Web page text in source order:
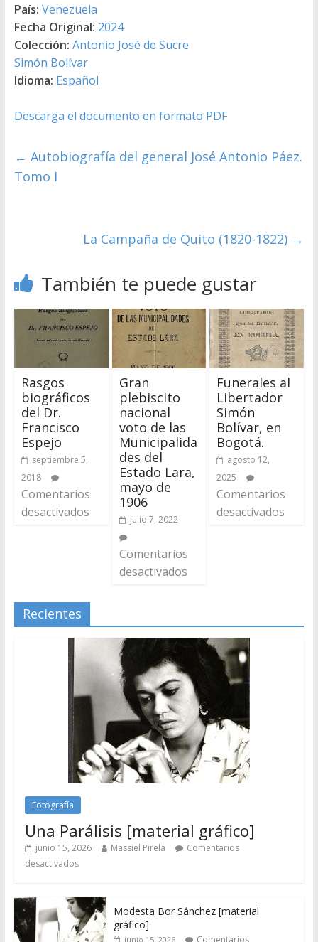
País: Venezuela
Fecha Original: 2024
Colección: Antonio José de Sucre
Simón Bolívar
Idioma: Español
Descarga el documento en formato PDF
← Autobiografía del general José Antonio Páez.
Tomo I
La Campaña de Quito (1820-1822) →
También te puede gustar
Rasgos
biográficos
del Dr.
Francisco
Espejo
septiembre 5,
2018
Comentarios
desactivados
Gran
plebiscito
nacional
voto de las
Municipalida
des del
Estado Lara,
mayo de
1906
julio 7, 2022
Comentarios
desactivados
Funerales al
Libertador
Simón
Bolívar, en
Bogotá.
agosto 12,
2025
Comentarios
desactivados
Recientes
Fotografía
Una Parálisis [material gráfico]
junio 15, 2026 Massiel Pirela
Comentarios
desactivados
Modesta Bor Sánchez [material
gráfico]
junio 15, 2026 Comentarios